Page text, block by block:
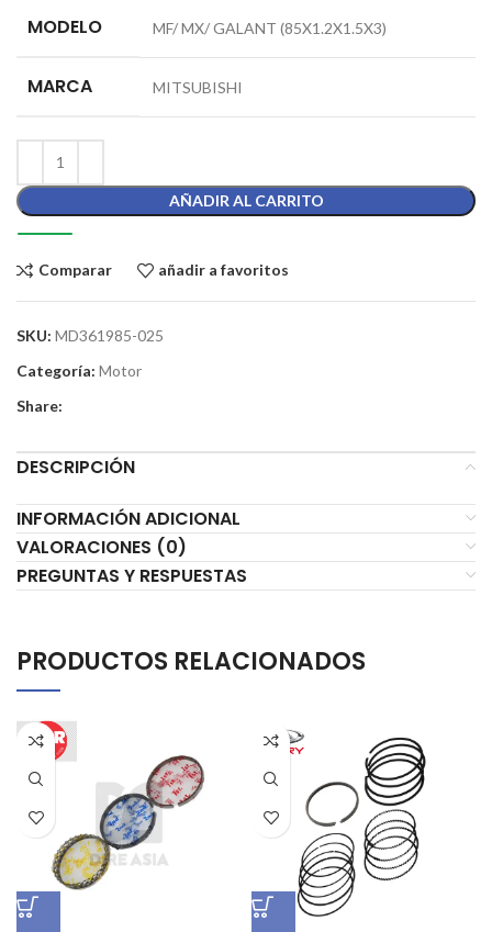
MODELO MF/ MX/ GALANT (85X1.2X1.5X3)
MARCA MITSUBISHI
AÑADIR AL CARRITO
Comparar añadir a favoritos
SKU: MD361985-025
Categoría: Motor
Share:
DESCRIPCIÓN
INFORMACIÓN ADICIONAL
VALORACIONES (0)
PREGUNTAS Y RESPUESTAS
PRODUCTOS RELACIONADOS